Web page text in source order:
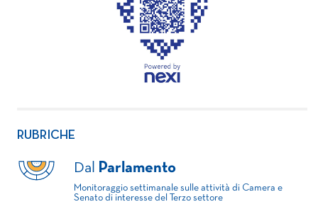
RUBRICHE
Dal Parlamento
Monitoraggio settimanale sulle attività di Camera e
Senato di interesse del Terzo settore